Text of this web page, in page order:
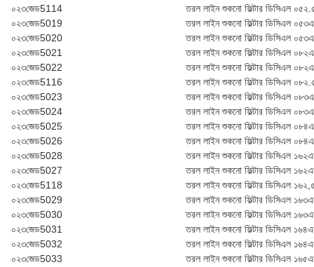
০২৩জেড5114
তরল লাইন শুকনো ফিল্টার ডি‌সি‌এল
০২৩জেড5019
তরল লাইন শুকনো ফিল্টার ডি‌সি‌এল
০২৩জেড5020
তরল লাইন শুকনো ফিল্টার ডি‌সি‌এল
০২৩জেড5021
তরল লাইন শুকনো ফিল্টার ডি‌সি‌এল
০২৩জেড5022
তরল লাইন শুকনো ফিল্টার ডি‌সি‌এল
০২৩জেড5116
তরল লাইন শুকনো ফিল্টার ডি‌সি‌এল
০২৩জেড5023
তরল লাইন শুকনো ফিল্টার ডি‌সি‌এল
০২৩জেড5024
তরল লাইন শুকনো ফিল্টার ডি‌সি‌এল
০২৩জেড5025
তরল লাইন শুকনো ফিল্টার ডি‌সি‌এল
০২৩জেড5026
তরল লাইন শুকনো ফিল্টার ডি‌সি‌এল
০২৩জেড5028
তরল লাইন শুকনো ফিল্টার ডি‌সি‌এল
০২৩জেড5027
তরল লাইন শুকনো ফিল্টার ডি‌সি‌এল
০২৩জেড5118
তরল লাইন শুকনো ফিল্টার ডি‌সি‌এল
০২৩জেড5029
তরল লাইন শুকনো ফিল্টার ডি‌সি‌এল
০২৩জেড5030
তরল লাইন শুকনো ফিল্টার ডি‌সি‌এল
০২৩জেড5031
তরল লাইন শুকনো ফিল্টার ডি‌সি‌এল
০২৩জেড5032
তরল লাইন শুকনো ফিল্টার ডি‌সি‌এল
০২৩জেড5033
তরল লাইন শুকনো ফিল্টার ডি‌সি‌এল